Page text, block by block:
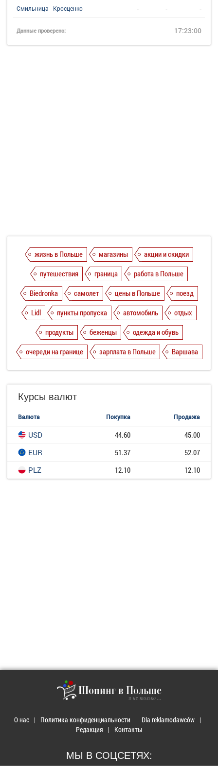
Смильница - Кросценко - - -
Данные проверено: 17:23:00
жизнь в Польше магазины
акции и скидки
путешествия
граница
работа в Польше
Biedronka
самолет цены в Польше
поезд
Lidl
пункты пропуска автомобиль
отдых
продукты
беженцы
одежда и обувь
очереди на границе
зарплата в Польше Варшава
Курсы валют
Валюта Покупка Продажа
USD 44.60
45.00
EUR
51.37
52.07
PLZ
12.10 12.10
Шопинг в Польше
и не только ...
О нас Политика конфиденциальности
Dla reklamodawców
Редакция
Контакты
МЫ В СОЦСЕТЯХ: